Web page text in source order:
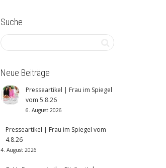
Suche
Neue Beiträge
Presseartikel | Frau im Spiegel
vom 5.8.26
6. August 2026
Presseartikel | Frau im Spiegel vom
4.8.26
4. August 2026